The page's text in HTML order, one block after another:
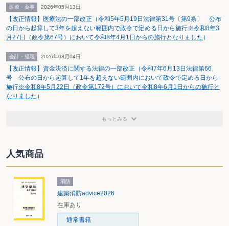
医療・薬事 2026年05月13日
【改正情報】医療法の一部改正（令和5年5月19日法律第31号〔第9条〕 公布
の日から起算して3年を超えない範囲内で政令で定める日から施行※令和8年3
月27日（政令第67号）において令和8年4月1日からの施行となりました ）
会計・経理 2026年08月04日
【改正情報】資金決済に関する法律の一部改正（令和7年6月13日法律第66
号 公布の日から起算して1年を超えない範囲内において政令で定める日から
施行※令和8年5月22日（政令第172号）において令和8年6月1日からの施行と
なりました ）
もっとみる
人気商品
消防
建築消防advice2026
在庫あり
通常書籍